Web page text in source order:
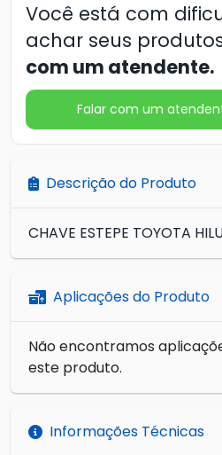
Você está com
achar seus
com um atendente.
Falar com um
Descrição do Produto
CHAVE ESTEPE TOYOTA
Aplicações do Produto
Não encontramos
este produto.
Informações Técnicas